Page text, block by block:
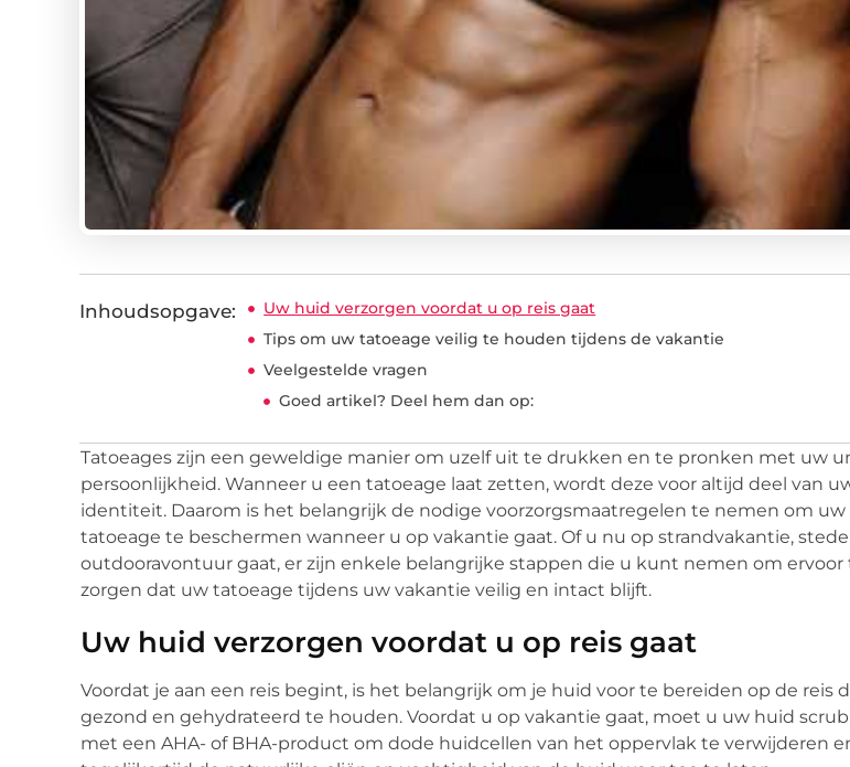
Inhoudsopgave:
Uw huid verzorgen voordat u op reis gaat
Tips om uw tatoeage veilig te houden tijdens de vakantie
Veelgestelde vragen
Goed artikel? Deel hem dan op:
Tatoeages zijn een geweldige manier om uzelf uit te drukken en te pronken met uw
persoonlijkheid. Wanneer u een tatoeage laat zetten, wordt deze voor altijd deel van
identiteit. Daarom is het belangrijk de nodige voorzorgsmaatregelen te nemen om uw
tatoeage te beschermen wanneer u op vakantie gaat. Of u nu op strandvakantie,
outdooravontuur gaat, er zijn enkele belangrijke stappen die u kunt nemen om ervoor
zorgen dat uw tatoeage tijdens uw vakantie veilig en intact blijft.
Uw huid verzorgen voordat u op reis gaat
Voordat je aan een reis begint, is het belangrijk om je huid voor te bereiden op de reis
gezond en gehydrateerd te houden. Voordat u op vakantie gaat, moet u uw huid
met een AHA- of BHA-product om dode huidcellen van het oppervlak te verwijderen